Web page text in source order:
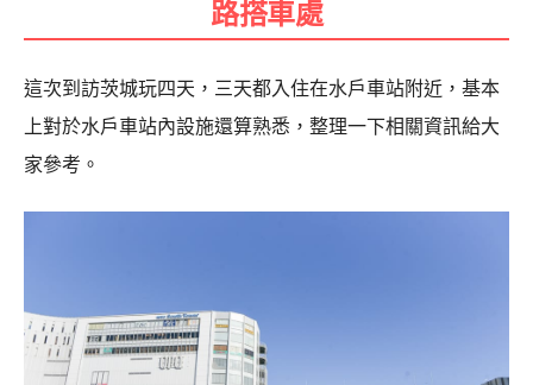
路搭車處
這次到訪茨城玩四天，三天都入住在水戶車站附近，基本
上對於水戶車站內設施還算熟悉，整理一下相關資訊給大
家參考。